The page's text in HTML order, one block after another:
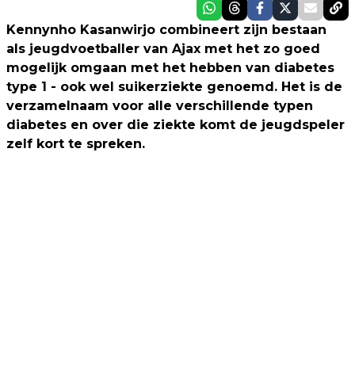
Kennynho Kasanwirjo combineert zijn bestaan
als jeugdvoetballer van Ajax met het zo goed
mogelijk omgaan met het hebben van diabetes
type 1 - ook wel suikerziekte genoemd. Het is de
verzamelnaam voor alle verschillende typen
diabetes en over die ziekte komt de jeugdspeler
zelf kort te spreken.